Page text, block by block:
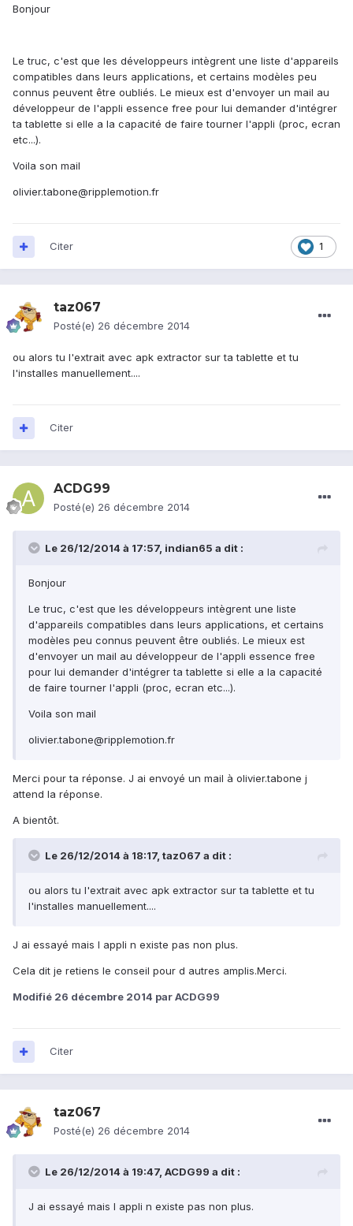
Bonjour
Le truc, c'est que les développeurs intègrent une liste d'appareils
compatibles dans leurs applications, et certains modèles peu
connus peuvent être oubliés. Le mieux est d'envoyer un mail au
développeur de l'appli essence free pour lui demander d'intégrer
ta tablette si elle a la capacité de faire tourner l'appli (proc, ecran
etc...).
Voila son mail
olivier.tabone@ripplemotion.fr
1
Citer
taz067
Posté(e) 26 décembre 2014
ou alors tu l'extrait avec apk extractor sur ta tablette et tu
l'installes manuellement....
Citer
ACDG99
Posté(e) 26 décembre 2014
Le 26/12/2014 à 17:57, indian65 a dit :
Bonjour
Le truc, c'est que les développeurs intègrent une liste
d'appareils compatibles dans leurs applications, et certains
modèles peu connus peuvent être oubliés. Le mieux est
d'envoyer un mail au développeur de l'appli essence free
pour lui demander d'intégrer ta tablette si elle a la capacité
de faire tourner l'appli (proc, ecran etc...).
Voila son mail
olivier.tabone@ripplemotion.fr
Merci pour ta réponse. J ai envoyé un mail à olivier.tabone j
attend la réponse.
A bientôt.
Le 26/12/2014 à 18:17, taz067 a dit :
ou alors tu l'extrait avec apk extractor sur ta tablette et tu
l'installes manuellement....
J ai essayé mais l appli n existe pas non plus.
Cela dit je retiens le conseil pour d autres amplis.Merci.
Modifié 26 décembre 2014 par ACDG99
Citer
taz067
Posté(e) 26 décembre 2014
Le 26/12/2014 à 19:47, ACDG99 a dit :
J ai essayé mais l appli n existe pas non plus.